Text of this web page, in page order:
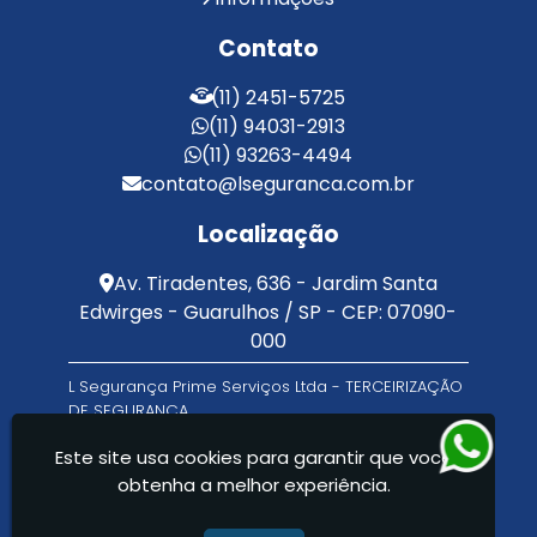
Serviços de Limpeza e Portaria
Terceirização de Facilities
Terceirização de Portaria
Zeladoria de Condomínios
Contato
(11) 2451-5725
(11) 94031-2913
(11) 93263-4494
contato@lseguranca.com.br
Localização
Av. Tiradentes, 636 - Jardim Santa
Edwirges - Guarulhos / SP - CEP: 07090-
000
L Segurança Prime Serviços Ltda - TERCEIRIZAÇÃO
DE SEGURANÇA
Este site usa cookies para garantir que você
obtenha a melhor experiência.